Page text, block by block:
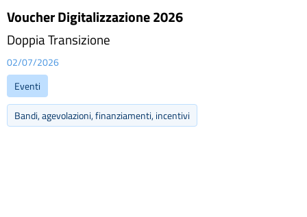
Voucher Digitalizzazione 2026
Doppia Transizione
02/07/2026
Eventi
Bandi, agevolazioni, finanziamenti, incentivi